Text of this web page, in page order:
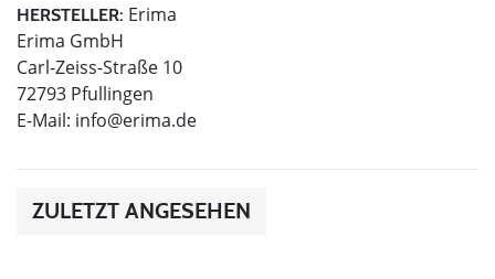
HERSTELLER: Erima
Erima GmbH
Carl-Zeiss-Straße 10
72793 Pfullingen
E-Mail: info@erima.de
ZULETZT ANGESEHEN